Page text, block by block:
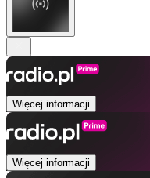
Więcej informacji
Więcej informacji